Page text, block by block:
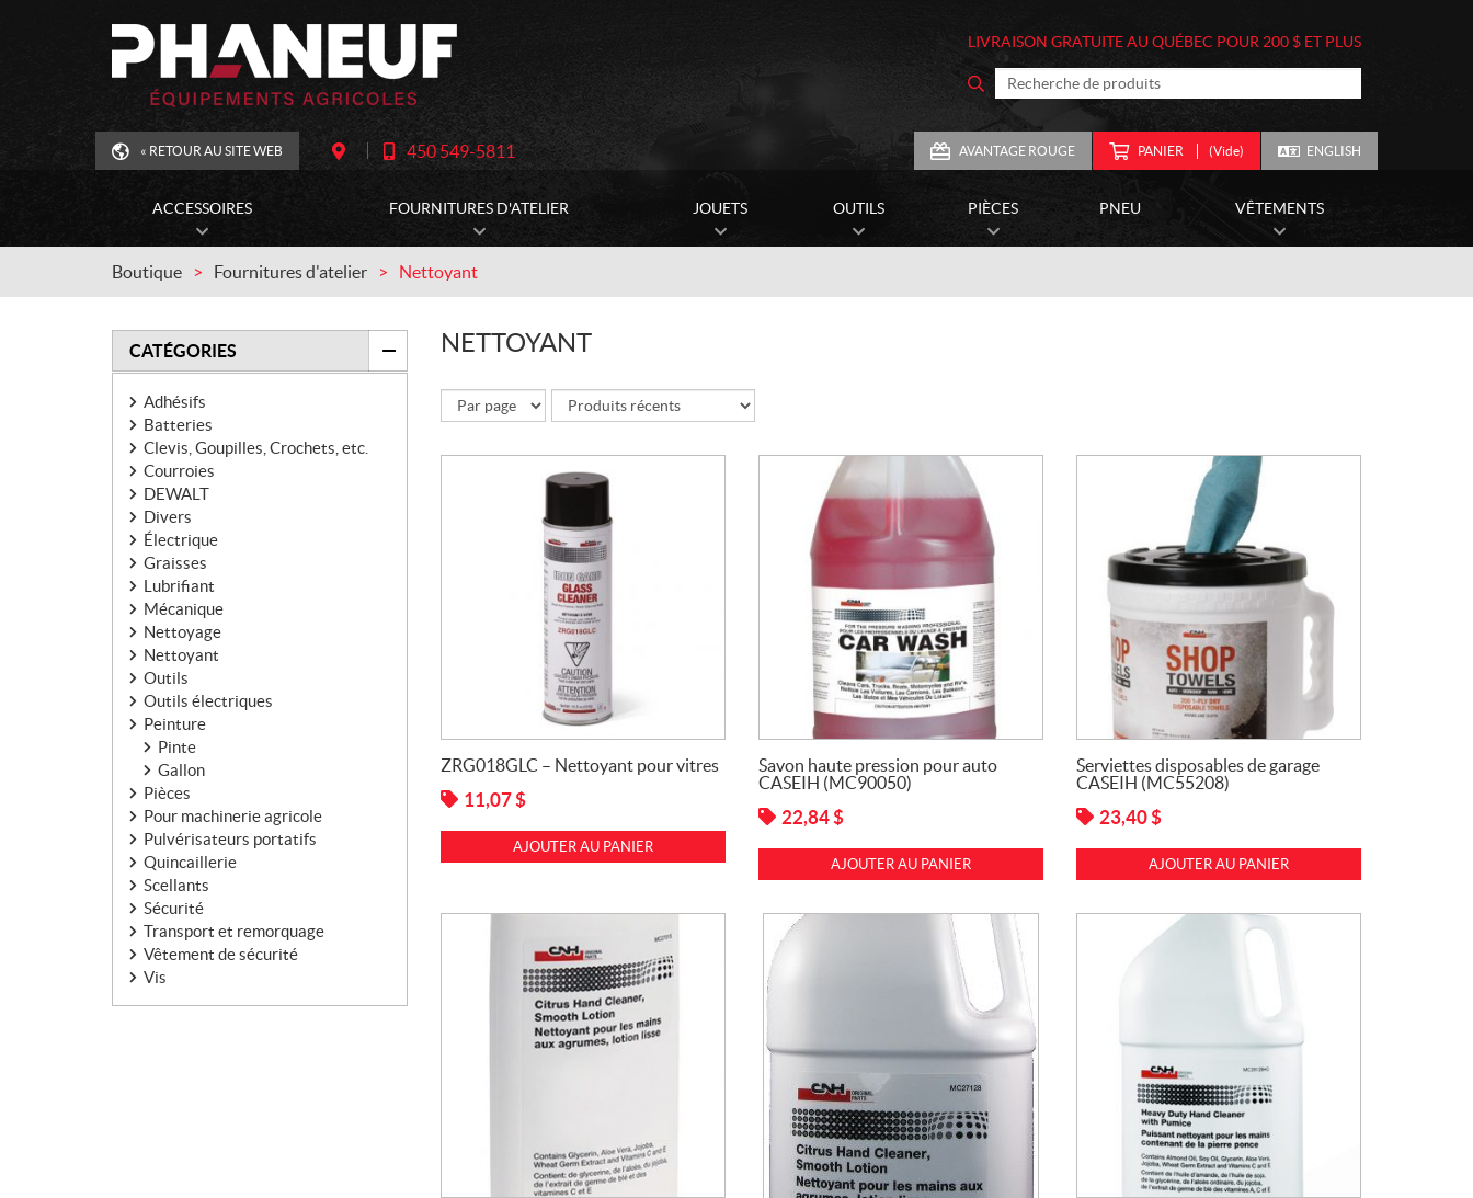
LIVRAISON GRATUITE AU QUÉBEC POUR 200 $ ET PLUS
« RETOUR AU SITE WEB
A
I
R
E
T
É
É
P
O
N
E
450 549-5811 AVANTAGE ROUGE PANIER (Vide) ENGLISH
ACCESSOIRES FOURNITURES D'ATELIER JOUETS OUTILS PIÈCES PNEU VÊTEMENTS
Boutique Fournitures d'atelier Nettoyant
FILTRER
CATÉGORIES
Adhésifs
Batteries
Clevis, Goupilles, Crochets, etc.
Courroies
DEWALT
Divers
Électrique
Graisses
Lubrifiant
Mécanique
Nettoyage
Nettoyant
Outils
Outils électriques
Peinture
Pinte
Gallon
Pièces
Pour machinerie agricole
Pulvérisateurs portatifs
Quincaillerie
Scellants
Sécurité
Transport et remorquage
Vêtement de sécurité
Vis
NETTOYANT
ZRG018GLC – Nettoyant pour vitres
11,07$
AJOUTER AU PANIER
Savon haute pression pour auto
CASEIH (MC90050)
22,84$
AJOUTER AU PANIER
Serviettes disposables de garage
CASEIH (MC55208)
23,40$
AJOUTER AU PANIER